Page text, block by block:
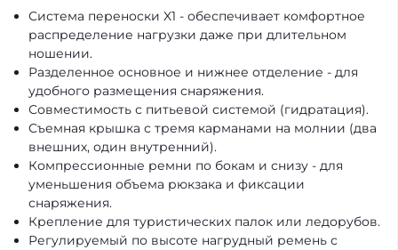
Система переноски X1 - обеспечивает комфортное
распределение нагрузки даже при длительном
ношении.
Разделенное основное и нижнее отделение - для
удобного размещения снаряжения.
Совместимость с питьевой системой (гидратация).
Съемная крышка с тремя карманами на молнии (два
внешних, один внутренний).
Компрессионные ремни по бокам и снизу - для
уменьшения объема рюкзака и фиксации
снаряжения.
Крепление для туристических палок или ледорубов.
Регулируемый по высоте нагрудный ремень с